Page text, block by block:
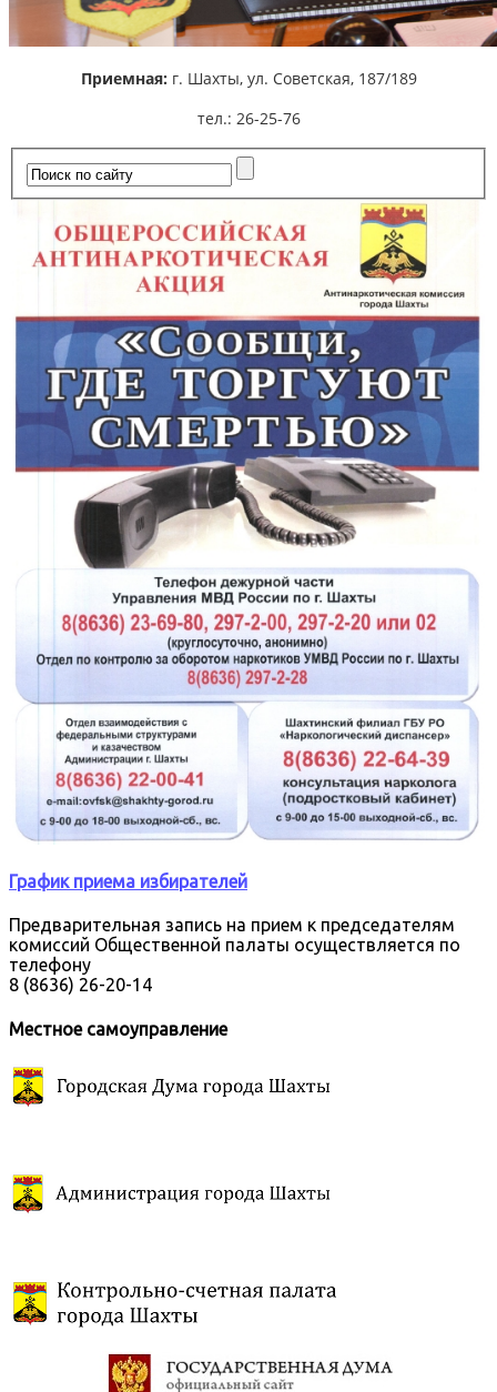
Приемная: г. Шахты, ул. Советская, 187/189
тел.: 26-25-76
График приема избирателей
Предварительная запись на прием к председателям
комиссий Общественной палаты осуществляется по
телефону
8 (8636) 26-20-14
Местное самоуправление